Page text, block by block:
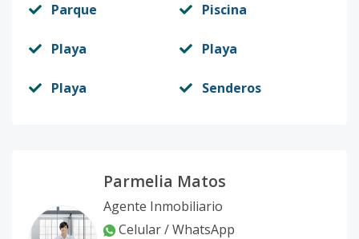
Parque Piscina
Playa Playa
Playa Senderos
Parmelia Matos
Agente Inmobiliario
Celular / WhatsApp